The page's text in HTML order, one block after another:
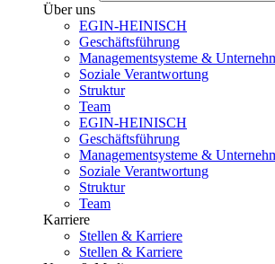
Über uns
EGIN-HEINISCH
Geschäftsführung
Managementsysteme &
Soziale Verantwortung
Struktur
Team
EGIN-HEINISCH
Geschäftsführung
Managementsysteme &
Soziale Verantwortung
Struktur
Team
Karriere
Stellen & Karriere
Stellen & Karriere